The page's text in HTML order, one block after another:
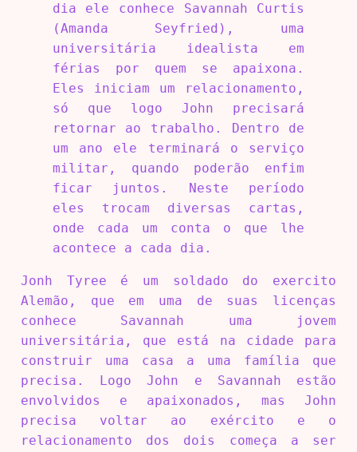
dia ele conhece Savannah Curtis
(Amanda Seyfried), uma
universitária idealista em
férias por quem se apaixona.
Eles iniciam um relacionamento,
só que logo John precisará
retornar ao trabalho. Dentro de
um ano ele terminará o serviço
militar, quando poderão enfim
ficar juntos. Neste período
eles trocam diversas cartas,
onde cada um conta o que lhe
acontece a cada dia.
Jonh Tyree é um soldado do exercito
Alemão, que em uma de suas licenças
conhece Savannah uma jovem
universitária, que está na cidade para
construir uma casa a uma família que
precisa. Logo John e Savannah estão
envolvidos e apaixonados, mas John
precisa voltar ao exército e o
relacionamento dos dois começa a ser